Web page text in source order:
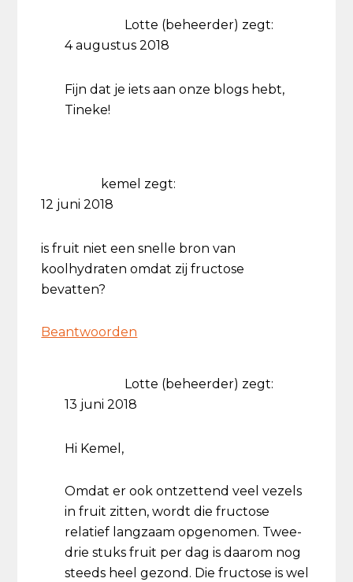
Lotte (beheerder) zegt:
4 augustus 2018
Fijn dat je iets aan onze blogs hebt,
Tineke!
kemel zegt:
12 juni 2018
is fruit niet een snelle bron van
koolhydraten omdat zij fructose
bevatten?
Beantwoorden
Lotte (beheerder) zegt:
13 juni 2018
Hi Kemel,
Omdat er ook ontzettend veel vezels
in fruit zitten, wordt die fructose
relatief langzaam opgenomen. Twee-
drie stuks fruit per dag is daarom nog
steeds heel gezond. Die fructose is wel